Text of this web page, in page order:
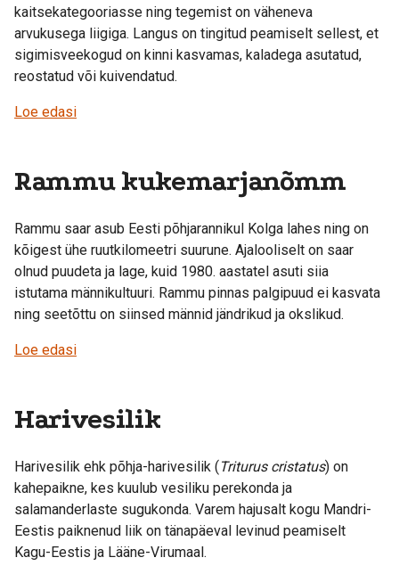
kaitsekategooriasse ning tegemist on väheneva
arvukusega liigiga. Langus on tingitud peamiselt sellest, et
sigimisveekogud on kinni kasvamas, kaladega asutatud,
reostatud või kuivendatud.
Loe edasi
Rammu kukemarjanõmm
Rammu saar asub Eesti põhjarannikul Kolga lahes ning on
kõigest ühe ruutkilomeetri suurune. Ajalooliselt on saar
olnud puudeta ja lage, kuid 1980. aastatel asuti siia
istutama männikultuuri. Rammu pinnas palgipuud ei kasvata
ning seetõttu on siinsed männid jändrikud ja okslikud.
Loe edasi
Harivesilik
Harivesilik ehk põhja-harivesilik (Triturus cristatus) on
kahepaikne, kes kuulub vesiliku perekonda ja
salamanderlaste sugukonda. Varem hajusalt kogu Mandri-
Eestis paiknenud liik on tänapäeval levinud peamiselt
Kagu-Eestis ja Lääne-Virumaal.